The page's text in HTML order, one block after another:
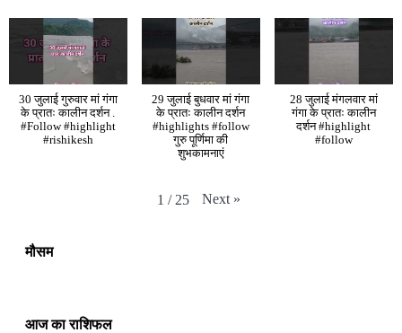
30 जुलाई गुरुवार मां गंगा
के प्रातः कालीन दर्शन .
#Follow #highlight
#rishikesh
29 जुलाई बुधवार मां गंगा
के प्रातः कालीन दर्शन
#highlights #follow
गुरु पूर्णिमा की
शुभकामनाएं
28 जुलाई मंगलवार मां
गंगा के प्रातः कालीन
दर्शन #highlight
#follow
1 / 25 Next »
मौसम
आज का राशिफल